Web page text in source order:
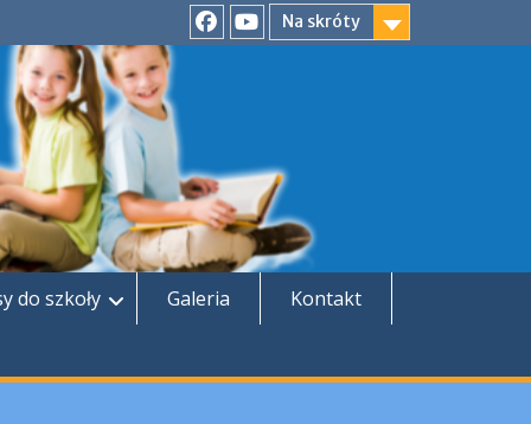
Na skróty
FacebookYouTube
do szkoły Galeria Kontakt